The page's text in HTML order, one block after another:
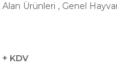
Alan Ürünleri , Genel
KDV